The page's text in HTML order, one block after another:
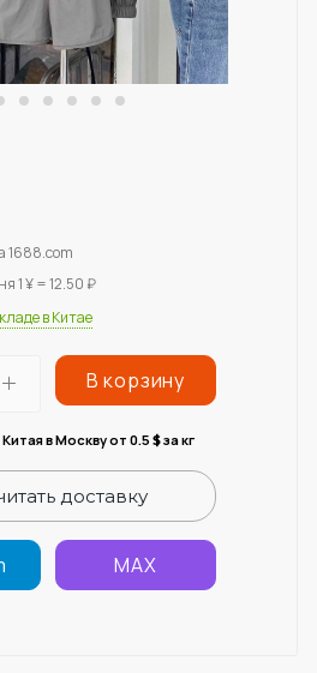
1688.com
1 ¥ = 12.50 ₽
в Китае
В корзину
в Москву от 0.5 $за кг
доставку
MAX